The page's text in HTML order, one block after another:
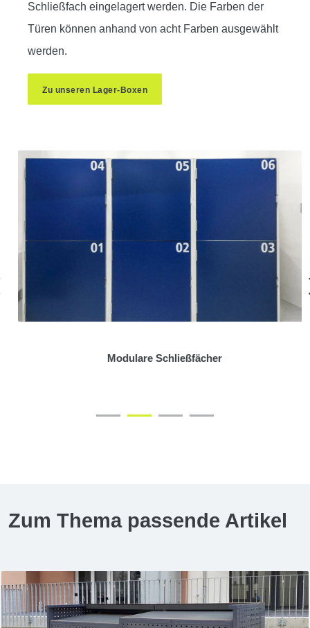
Schließfach eingelagert werden. Die Farben der
Türen können anhand von acht Farben ausgewählt
werden.
Zu unseren Lager-Boxen
Modulare Schließfächer
Zum Thema passende Artikel